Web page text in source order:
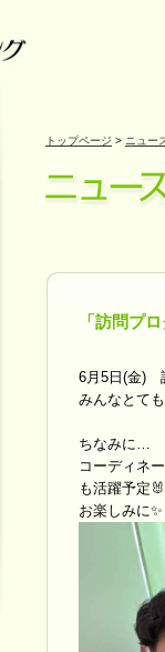
トップページ > ニュー
「訪問プ
6月5日(金)
みんなとて
ちなみに…
コーディネ
も活躍予定 🐰
お楽しみに✨